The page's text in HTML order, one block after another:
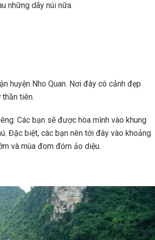
những dãy núi nữa.
huyện Nho Quan. Nơi đây có cảnh đẹp
tiên.
Các bạn sẽ được hòa mình vào khung
Đặc biệt, các bạn nên tới đây vào khoảng
và mùa đom đóm ảo diệu.